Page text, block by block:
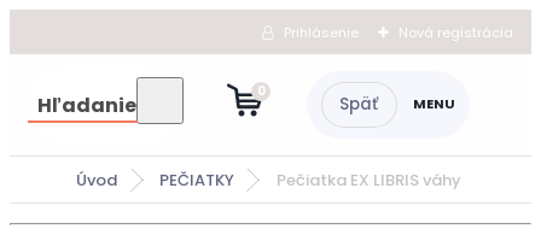
Prihlásenie Nová registrácia
Hľadanie 0
Úvod PEČIATKY Pečiatka EX LIBRIS váhy